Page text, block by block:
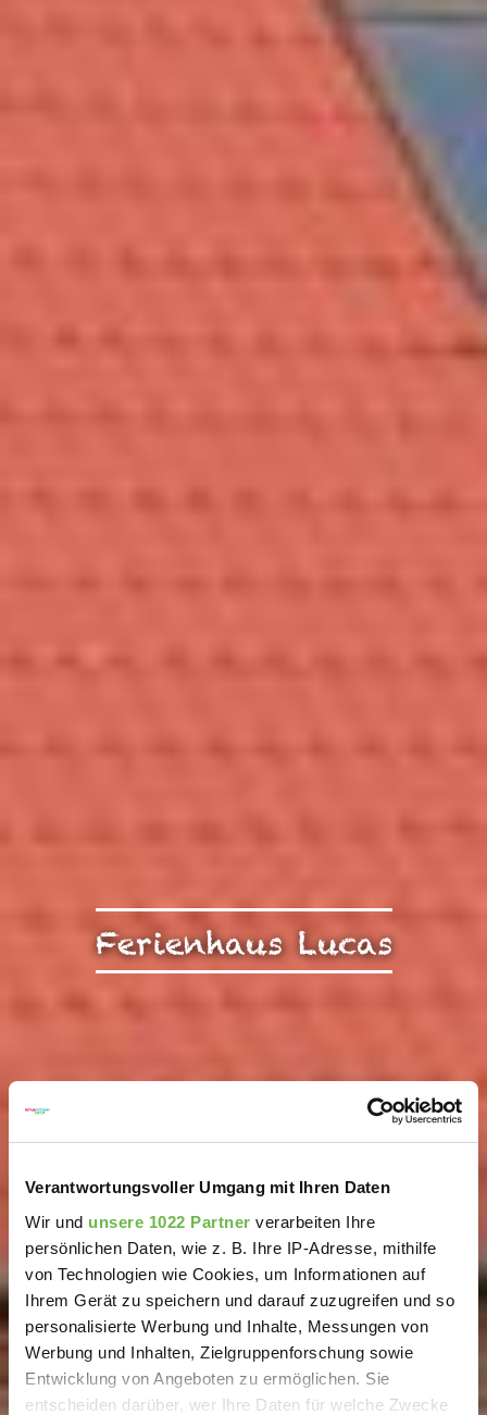
Verantwortungsvoller Umgang mit Ihren Daten
Wir und unsere 1022 Partner verarbeiten Ihre
persönlichen Daten, wie z. B. Ihre IP-Adresse, mithilfe
von Technologien wie Cookies, um Informationen auf
Ihrem Gerät zu speichern und darauf zuzugreifen und so
personalisierte Werbung und Inhalte, Messungen von
Werbung und Inhalten, Zielgruppenforschung sowie
Entwicklung von Angeboten zu ermöglichen. Sie
entscheiden darüber, wer Ihre Daten für welche Zwecke
Ferienhaus Lucas